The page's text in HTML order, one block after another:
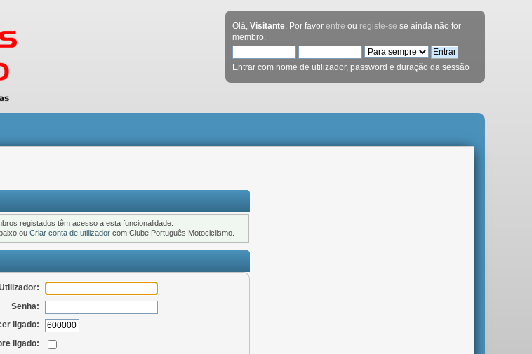
Olá, Visitante. Por favor entre ou registe-se se ainda não for
membro.
Entrar com nome de utilizador, password e duração da sessão
registados têm acesso a esta funcionalidade.
ou Criar conta de utilizadorcom Clube Português Motociclismo.
Senha:
ligado:
ligado: